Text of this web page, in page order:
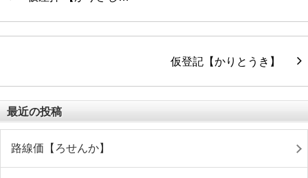
仮登記【かりとうき】
最近の投稿
路線価【ろせんか】